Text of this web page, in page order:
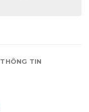
THÔNG TIN